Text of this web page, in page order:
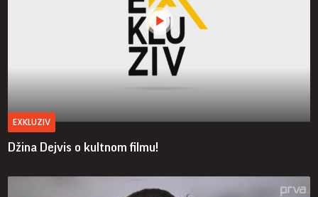
EXKLUZIV
Džina Dejvis o kultnom filmu!